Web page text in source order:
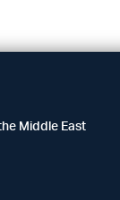
Middle East